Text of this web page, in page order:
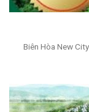
Biên Hòa New